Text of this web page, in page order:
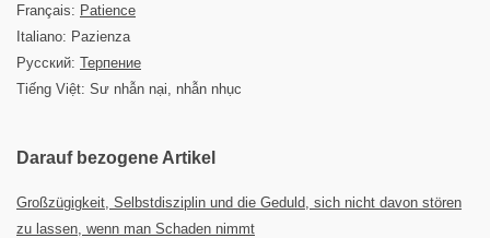
Français: Patience
Italiano: Pazienza
Русский: Терпение
Tiếng Việt: Sư nhẫn nại, nhẫn nhục
Darauf bezogene Artikel
Großzügigkeit, Selbstdisziplin und die Geduld, sich nicht davon stören
zu lassen, wenn man Schaden nimmt